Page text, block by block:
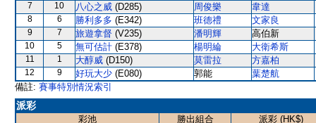
7 10 八心之威 (D285) 周俊樂 韋達
8 6 勝利多多 (E342) 班德禮 文家良
9 7 旅遊拿督 (V235) 潘明輝 高伯新
10 5 無可估計 (E378) 楊明綸 大衛希斯
11 1 大醇威 (D150) 莫雷拉 方嘉柏
12 9 好玩大少 (E080) 郭能
葉楚航
備註: 賽事特別情況索引
派彩
彩池 勝出組合
派彩 (HK$)